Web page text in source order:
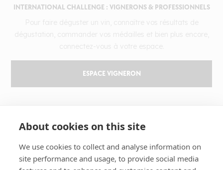
About cookies on this site
We use cookies to collect and analyse information on
site performance and usage, to provide social media
INTERNATIONAL CHALLENGE : VIGNERONS & PROFESSIONNELS
ESPACE VIGNERON
Le challenge
Résultats
Magazine